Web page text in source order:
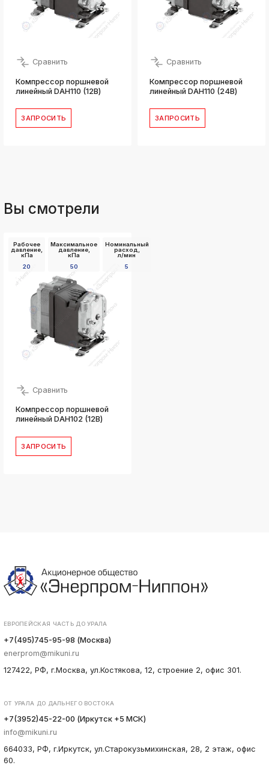
Сравнить
Компрессор поршневой
линейный DAH110 (12В)
ЗАПРОСИТЬ
Сравнить
Компрессор поршневой
линейный DAH110 (24В)
ЗАПРОСИТЬ
Вы смотрели
Рабочее
давление,
кПа
20
Максимальное
давление,
кПа
50
Номинальный
расход,
л/мин
5
Сравнить
Компрессор поршневой
линейный DAH102 (12В)
ЗАПРОСИТЬ
ЕВРОПЕЙСКАЯ ЧАСТЬ ДО УРАЛА
+7(495)745-95-98 (Москва)
enerprom@mikuni.ru
127422, РФ, г.Москва, ул.Костякова, 12, строение 2, офис 301.
ОТ УРАЛА ДО ДАЛЬНЕГО ВОСТОКА
+7(3952)45-22-00 (Иркутск +5 МСК)
info@mikuni.ru
664033, РФ, г.Иркутск, ул.Старокузьмихинская, 28, 2 этаж, офис
60.